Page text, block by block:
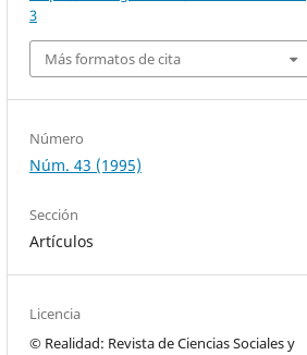
3
Más formatos de cita
Número
Núm. 43 (1995)
Sección
Artículos
Licencia
© Realidad: Revista de Ciencias Sociales y